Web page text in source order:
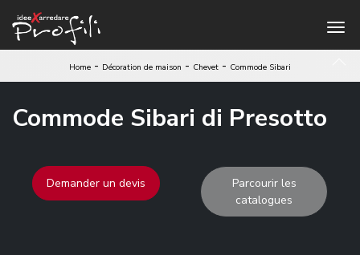
Home - Décoration de maison - Chevet - Commode Sibari
Commode Sibari di Presotto
Demander un devis
Parcourir les
catalogues